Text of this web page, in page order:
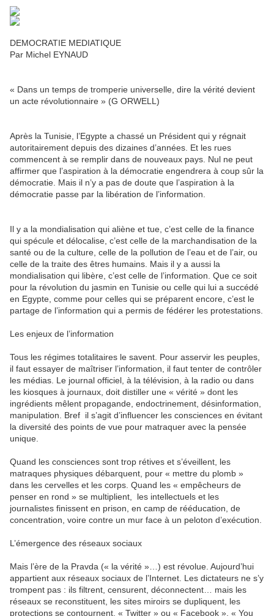
DEMOCRATIE MEDIATIQUE
Par Michel EYNAUD
« Dans un temps de tromperie universelle, dire la vérité devient
un acte révolutionnaire » (G ORWELL)
Après la Tunisie, l’Egypte a chassé un Président qui y régnait
autoritairement depuis des dizaines d’années. Et les rues
commencent à se remplir dans de nouveaux pays. Nul ne peut
affirmer que l’aspiration à la démocratie engendrera à coup sûr la
démocratie. Mais il n’y a pas de doute que l’aspiration à la
démocratie passe par la libération de l’information.
Il y a la mondialisation qui aliène et tue, c’est celle de la finance
qui spécule et délocalise, c’est celle de la marchandisation de la
santé ou de la culture, celle de la pollution de l’eau et de l’air, ou
celle de la traite des êtres humains. Mais il y a aussi la
mondialisation qui libère, c’est celle de l’information. Que ce soit
pour la révolution du jasmin en Tunisie ou celle qui lui a succédé
en Egypte, comme pour celles qui se préparent encore, c’est le
partage de l’information qui a permis de fédérer les protestations.
Les enjeux de l’information
Tous les régimes totalitaires le savent. Pour asservir les peuples,
il faut essayer de maîtriser l’information, il faut tenter de contrôler
les médias. Le journal officiel, à la télévision, à la radio ou dans
les kiosques à journaux, doit distiller une « vérité » dont les
ingrédients mêlent propagande, endoctrinement, désinformation,
manipulation. Bref il s’agit d’influencer les consciences en évitant
la diversité des points de vue pour matraquer avec la pensée
unique.
Quand les consciences sont trop rétives et s’éveillent, les
matraques physiques débarquent, pour « mettre du plomb »
dans les cervelles et les corps. Quand les « empêcheurs de
penser en rond » se multiplient, les intellectuels et les
journalistes finissent en prison, en camp de rééducation, de
concentration, voire contre un mur face à un peloton d’exécution.
L’émergence des réseaux sociaux
Mais l’ère de la Pravda (« la vérité »…) est révolue. Aujourd’hui
appartient aux réseaux sociaux de l’Internet. Les dictateurs ne s’y
trompent pas : ils filtrent, censurent, déconnectent… mais les
réseaux se reconstituent, les sites miroirs se dupliquent, les
protections se contournent. « Twitter » ou « Facebook », « You